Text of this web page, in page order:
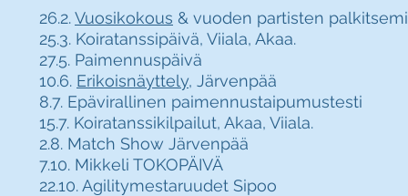
26.2.Vuosikokous & vuoden partisten
25.3. Koiratanssipäivä, Viiala, Akaa.
27.5. Paimennuspäivä
10.6. Erikoisnäyttely, Järvenpää
8.7. Epävirallinen paimennustaipumustesti
15.7. Koiratanssikilpailut, Akaa, Viiala.
2.8. Match Show Järvenpää
7.10. Mikkeli TOKOPÄIVÄ
22.10. Agilitymestaruudet Sipoo